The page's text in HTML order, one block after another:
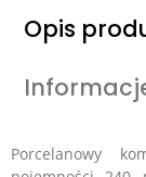
Opis
Porcelanowy